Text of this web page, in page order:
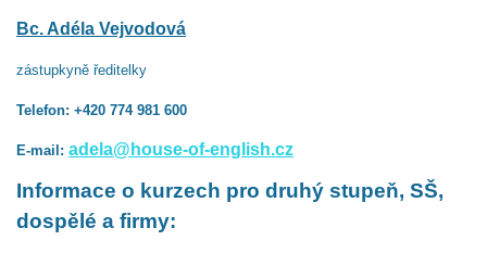
Bc. Adéla Vejvodová
zástupkyně ředitelky
Telefon: +420 774 981 600
E-mail: adela@house-of-english.cz
Informace o kurzech pro druhý stupeň, SŠ,
dospělé a firmy: